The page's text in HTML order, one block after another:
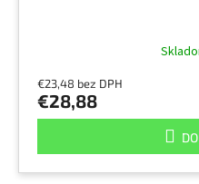
€23,48 bez DPH
€28,88